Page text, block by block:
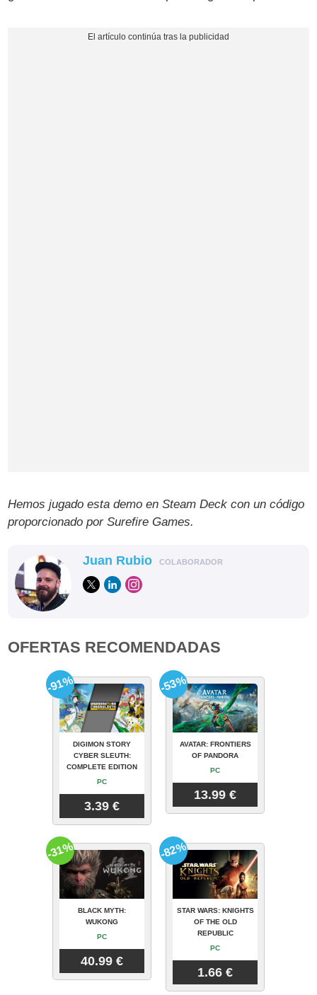
Hemos jugado esta demo en Steam Deck con un código
proporcionado por Surefire Games.
Juan Rubio COLABORADOR
OFERTAS RECOMENDADAS
DIGIMON STORY
CYBER SLEUTH:
COMPLETE EDITION
PC
3.39 €
-91%
AVATAR: FRONTIERS
OF PANDORA
PC
13.99 €
-53%
BLACK MYTH:
WUKONG
PC
40.99 €
-31%
STAR WARS: KNIGHTS
OF THE OLD
REPUBLIC
PC
1.66 €
-82%